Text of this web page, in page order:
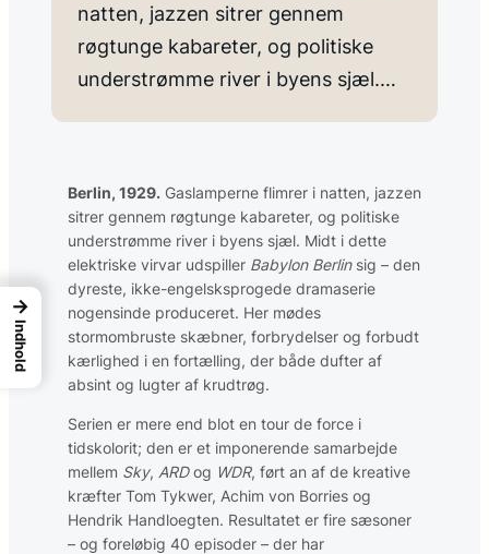
natten, jazzen sitrer gennem
røgtunge kabareter, og politiske
understrømme river i byens sjæl.…
Berlin, 1929. Gaslamperne flimrer i natten, jazzen
sitrer gennem røgtunge kabareter, og politiske
understrømme river i byens sjæl. Midt i dette
elektriske virvar udspiller Babylon Berlinsig – den
dyreste, ikke-engelsksprogede dramaserie
nogensinde produceret. Her mødes
stormombruste skæbner, forbrydelser og forbudt
kærlighed i en fortælling, der både dufter af
absint og lugter af krudtrøg.
Serien er mere end blot en tour de force i
tidskolorit; den er et imponerende samarbejde
mellem Sky, ARDog WDR, ført an af de kreative
kræfter Tom Tykwer, Achim von Borries og
Hendrik Handloegten. Resultatet er fire sæsoner
– og foreløbig 40 episoder – der har
→
Indhold